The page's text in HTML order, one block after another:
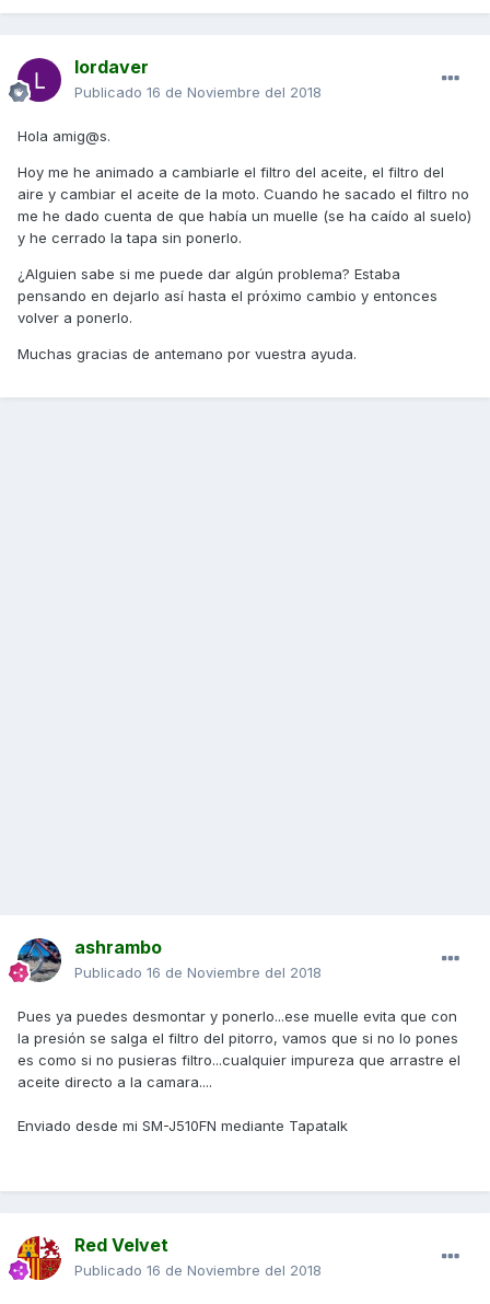
lordaver
Publicado 16 de Noviembre del 2018
Hola amig@s.
Hoy me he animado a cambiarle el filtro del aceite, el filtro del
aire y cambiar el aceite de la moto. Cuando he sacado el filtro no
me he dado cuenta de que había un muelle (se ha caído al suelo)
y he cerrado la tapa sin ponerlo.
¿Alguien sabe si me puede dar algún problema? Estaba
pensando en dejarlo así hasta el próximo cambio y entonces
volver a ponerlo.
Muchas gracias de antemano por vuestra ayuda.
ashrambo
Publicado 16 de Noviembre del 2018
Pues ya puedes desmontar y ponerlo...ese muelle evita que con
la presión se salga el filtro del pitorro, vamos que si no lo pones
es como si no pusieras filtro...cualquier impureza que arrastre el
aceite directo a la camara....
Enviado desde mi SM-J510FN mediante Tapatalk
Red Velvet
Publicado 16 de Noviembre del 2018